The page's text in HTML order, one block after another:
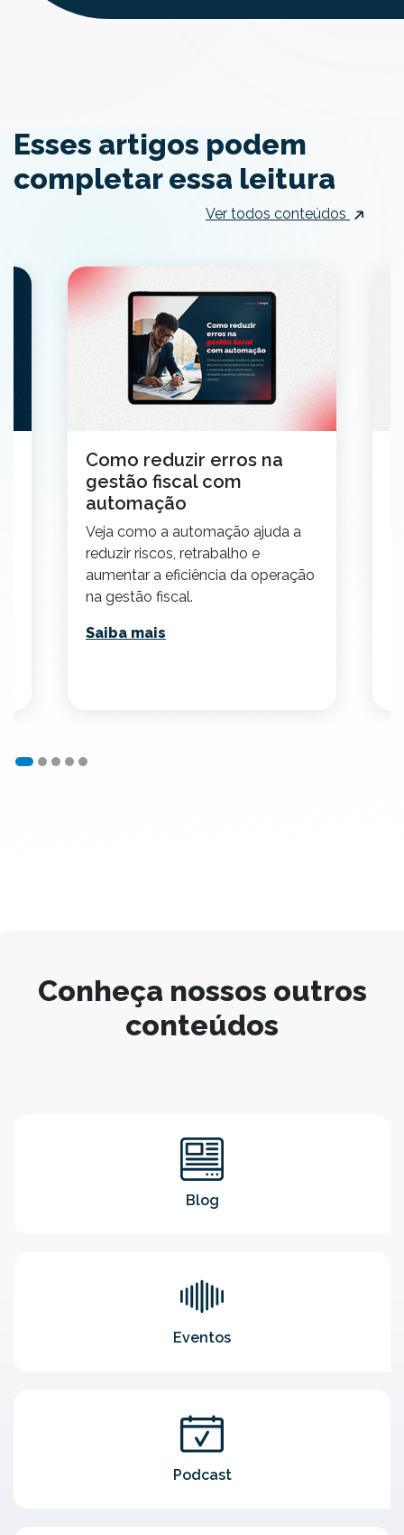
Esses artigos podem
completar essa leitura
Ver todos conteúdos
Como reduzir erros na
gestão fiscal com
automação
Veja como a automação ajuda a
reduzir riscos, retrabalho e
aumentar a eficiência da operação
na gestão fiscal.
Saiba mais
Conheça nossos outros
conteúdos
Blog
Eventos
Podcast